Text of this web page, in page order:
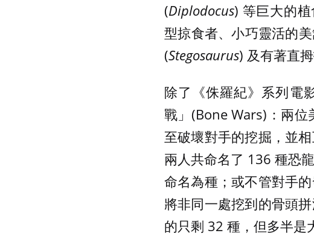
(Diplodocus) 等巨大的
型掠食者、小巧靈活的
(Stegosaurus) 及有著直
除了《侏羅紀》系列電
戰」(Bone Wars)：兩
至破壞對手的挖掘，並
兩人共命名了 136 種恐
命名為種；或不管對手
將非同一處挖到的骨頭
的只剩 32 種，但多半是